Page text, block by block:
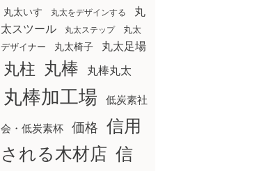
丸太いす 丸太をデザインする
丸
太スツール
丸太ステップ
丸太
デザイナー
丸太椅子 丸太足場
丸柱 丸棒 丸棒丸太
丸棒加工場 低炭素社
会・低炭素杯 価格
信用
される木材店 信